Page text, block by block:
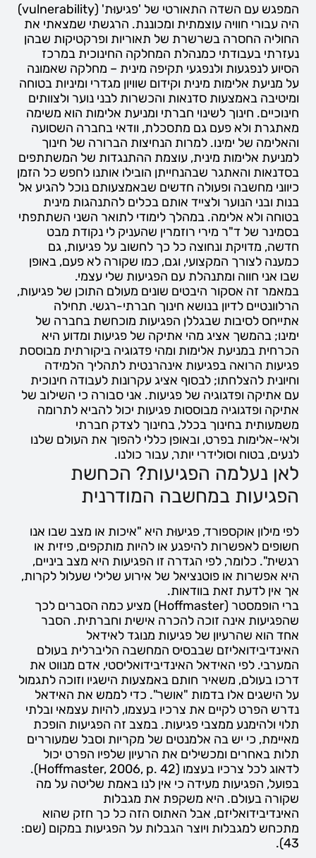
המפגש עם השדה התאורטי של 'פגיעוּת' (vulnerability)
היה עבורי חוויה עוצמתית ומכוננת. הרגשתי שמצאתי את
החוליה החסרה בשרשרת של תאוריות ופרקטיקות שבהן
נעזרתי בעבודתי כמנהלת המחלקה החינוכית במרכז
הסיוע לנפגעות ולנפגעי תקיפה מינית – מחלקה שאמונה
על מניעת אלימות מינית וקידום שוויון מגדרי ומיניות בטוחה
ומיטיבה באמצעות סדנאות והכשרות לבני נוער ולצוותים
חינוכיים. חינוך לשינוי חברתי ומניעת אלימות הוא משימה
מאתגרת ולא פעם גם מתסכלת, וודאי בחברה השסועה
והאלימה של ימינו. למרות הנחיצות הברורה של חינוך
למניעת אלימות מינית, עוצמת ההתנגדות של המשתתפים
בסדנאות והאתגר שבהנחייתן הובילו אותנו לחפש כל הזמן
כיווני מחשבה ופעולה חדשים שבאמצעותם נוכל להגיע אל
בנות ובני הנוער ולצייד אותם בכלים להתנהגות מינית
בטוחה ולא אלימה. במהלך לימודי לתואר השני השתתפתי
בסמינר של ד"ר מירי רוזמרין שהעניק לי נקודת מבט
חדשה, מדויקת ונחוצה כל כך לחשוב על פגיעות, גם
כמענה לצורך המקצועי, וגם, כמו שקורה לא פעם, באופן
שבו אני חווה ומתנהלת עם הפגיעות שלי עצמי.
במאמר זה אסקור היבטים שונים מעולם התוכן של פגיעות,
הרלוונטיים לדיון בנושא חינוך חברתי-רגשי. תחילה
אתייחס לסיבות שבגללן הפגיעות מוכחשת בחברה של
ימינו; בהמשך אציג מהי אתיקה של פגיעות ומדוע היא
הכרחית במניעת אלימות ומהי פדגוגיה ביקורתית מבוססת
פגיעות הרואה בפגיעות אינהרנטית לתהליך הלמידה
וחיונית להצלחתו; לבסוף אציג עקרונות לעבודה חינוכית
עם אתיקה ופדגוגיה של פגיעות. אני סבורה כי השילוב של
אתיקה ופדגוגיה מבוססות פגיעות יכול להביא לתרומה
משמעותית בחינוך בכלל, בחינוך לצדק חברתי
ולאי-אלימות בפרט, ובאופן כללי להפוך את העולם שלנו
לנעים, בטוח וסולידרי יותר, עבור כולנו.
לאן נעלמה הפגיעות? הכחשת
הפגיעות במחשבה המודרנית
לפי מילון אוקספורד, פגיעוּת היא "איכות או מצב שבו אנו
חשופים לאפשרות להיפגע או להיות מותקפים, פיזית או
רגשית". כלומר, לפי הגדרה זו הפגיעות היא מצב ביניים,
היא אפשרות או פוטנציאל של אירוע שלילי שעלול לקרות,
אך אין לדעת זאת בוודאות.
ברי הופמסטר (Hoffmaster) מציע כמה הסברים לכך
שהפגיעות אינה זוכה להכרה אישית וחברתית. הסבר
אחד הוא שהרעיון של פגיעות מנוגד לאידאל
האינדיבידואליזם שבבסיס המחשבה הליברלית בעולם
המערבי. לפי האידאל האינדיבידואליסטי, אדם מנווט את
דרכו בעולם, משאיר חותם באמצעות הישגיו וזוכה לתגמול
על הישגים אלו בדמות "אושר". כדי לממש את האידאל
נדרש הפרט לקיים את צרכיו בעצמו, להיות עצמאי ובלתי
תלוי ולהימנע ממצבי פגיעות. במצב זה הפגיעות הופכת
מאיימת, כי יש בה אלמנטים של מקריות וסבל שמעוררים
תלות באחרים ומכשילים את הרעיון שלפיו הפרט יכול
לדאוג לכל צרכיו בעצמו (Hoffmaster, 2006, p. 42).
בפועל, הפגיעות מעידה כי אין לנו באמת שליטה על מה
שקורה בעולם. היא משקפת את מגבלות
האינדיבידואליזם, אבל האתוס הזה כל כך חזק שהוא
מתכחש למגבלות ויוצר הגבלות על הפגיעות במקום (שם:
43).